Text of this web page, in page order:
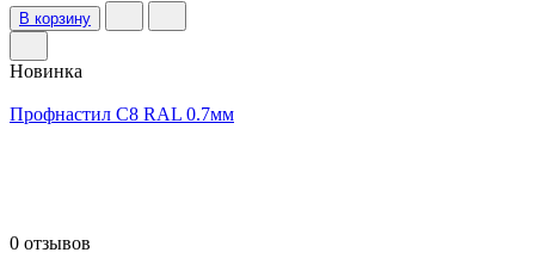
В корзину
Новинка
Профнастил С8 RAL 0.7мм
0 отзывов